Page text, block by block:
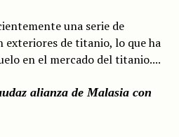
una serie de
exteriores de titanio, lo que ha
en el mercado del titanio....
alianza de Malasia con